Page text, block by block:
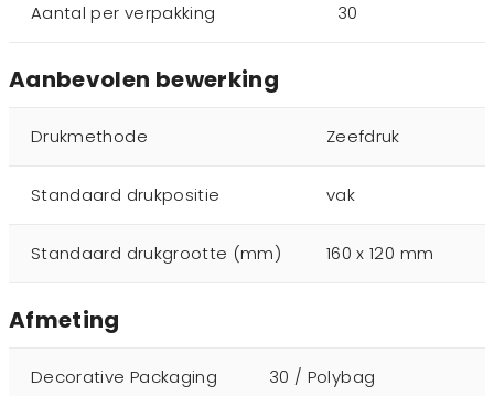
Aantal per verpakking 30
Aanbevolen bewerking
Drukmethode Zeefdruk
Standaard drukpositie vak
Standaard drukgrootte (mm) 160 x 120 mm
Afmeting
Decorative Packaging 30 / Polybag